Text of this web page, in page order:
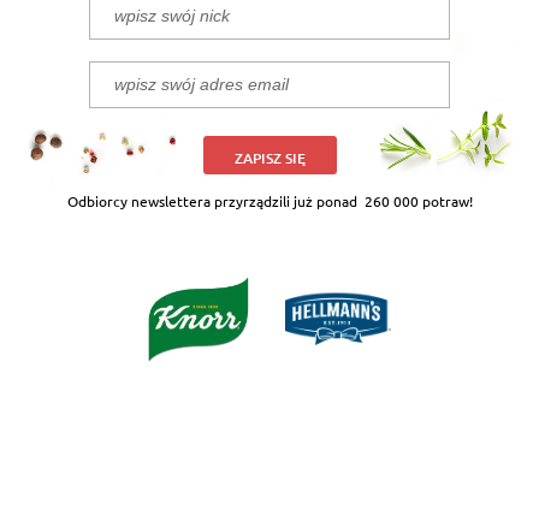
ZAPISZ SIĘ
Odbiorcy newslettera przyrządzili już ponad 260 000 potraw!